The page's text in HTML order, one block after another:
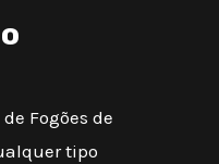
Fogões de
tipo